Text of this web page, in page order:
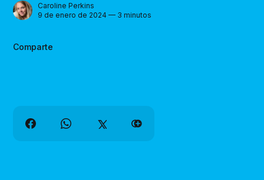
Caroline Perkins
9 de enero de 2024 — 3 minutos
Comparte